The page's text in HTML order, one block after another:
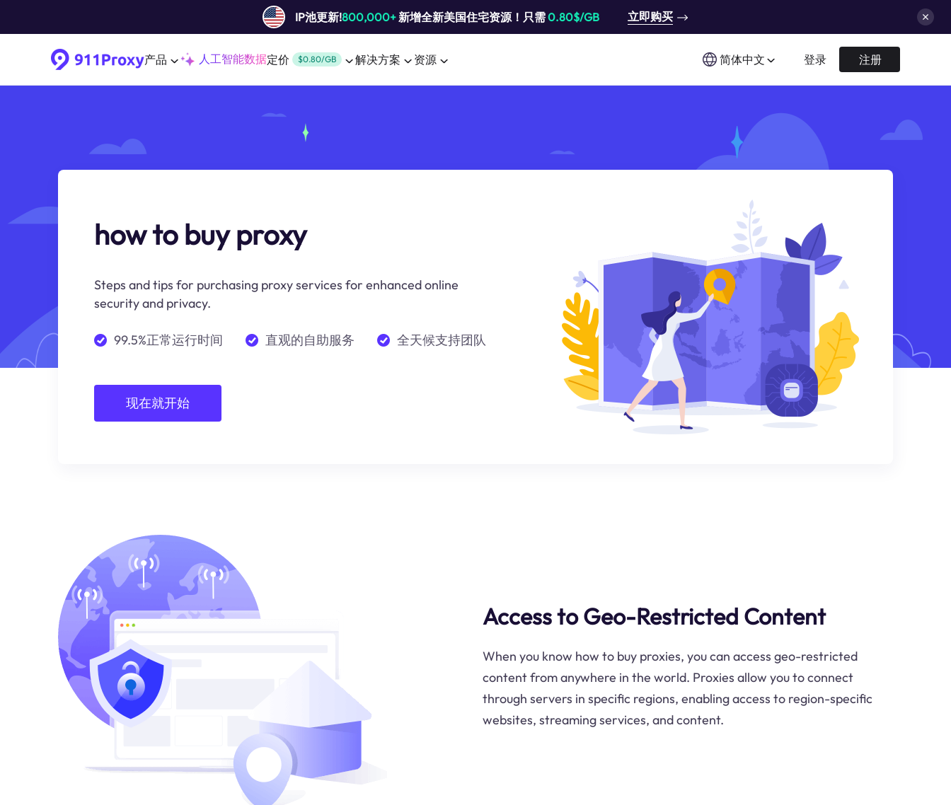
IP池更新!800,000+新增全新美国住宅资源！只需0.80$/GB 立即购买
产品 人工智能数据定价 $0.80/GB 解决方案 资源 简体中文 登录 注册
how to buy proxy
Steps and tips for purchasing proxy services for enhanced online
security and privacy.
99.5%正常运行时间 直观的自助服务 全天候支持团队
现在就开始
Access to Geo-Restricted Content
When you know how to buy proxies, you can access geo-restricted
content from anywhere in the world. Proxies allow you to connect
through servers in specific regions, enabling access to region-specific
websites, streaming services, and content.